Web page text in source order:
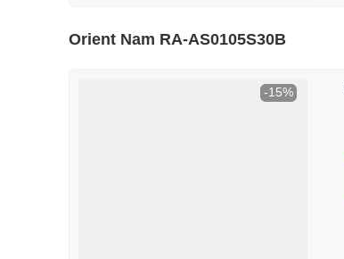
Orient Nam RA-AS0105S30B
-15%